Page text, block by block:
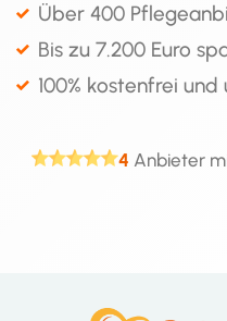
Über 400
Bis zu 7.200 Euro
100% kostenfrei
4 Anbieter